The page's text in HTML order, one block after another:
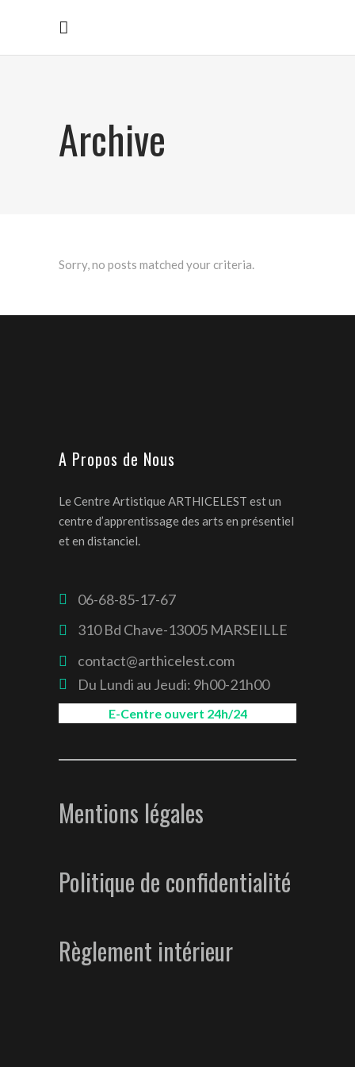
Archive
Sorry, no posts matched your criteria.
A Propos de Nous
Le Centre Artistique ARTHICELEST est un
centre d’apprentissage des arts en présentiel
et en distanciel.
06-68-85-17-67
310 Bd Chave-13005 MARSEILLE
contact@arthicelest.com
Du Lundi au Jeudi: 9h00-21h00
E-Centre ouvert 24h/24
Mentions légales
Politique de confidentialité
Règlement intérieur